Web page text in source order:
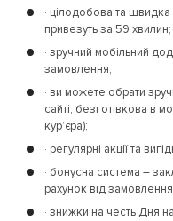
· цілодобова та швидка
привезуть за 59 хвилин;
· зручний мобільний
замовлення;
· ви можете обрати
сайті, безготівкова в
кур’єра);
· регулярні акції та
· бонусна система –
рахунок від
· знижки на честь Дня